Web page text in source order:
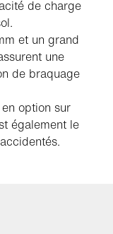
de charge
et un grand
une
de braquage
en option sur
également le